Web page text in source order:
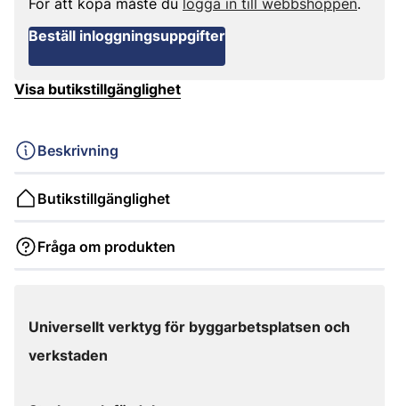
För att köpa måste du logga in till webbshoppen.
Beställ inloggningsuppgifter
Visa butikstillgänglighet
Beskrivning
Butikstillgänglighet
Fråga om produkten
Universellt verktyg för byggarbetsplatsen och
verkstaden